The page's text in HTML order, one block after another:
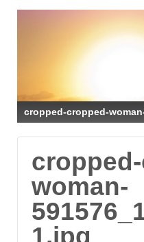
cropped-cropped-
woman-
1.jpg